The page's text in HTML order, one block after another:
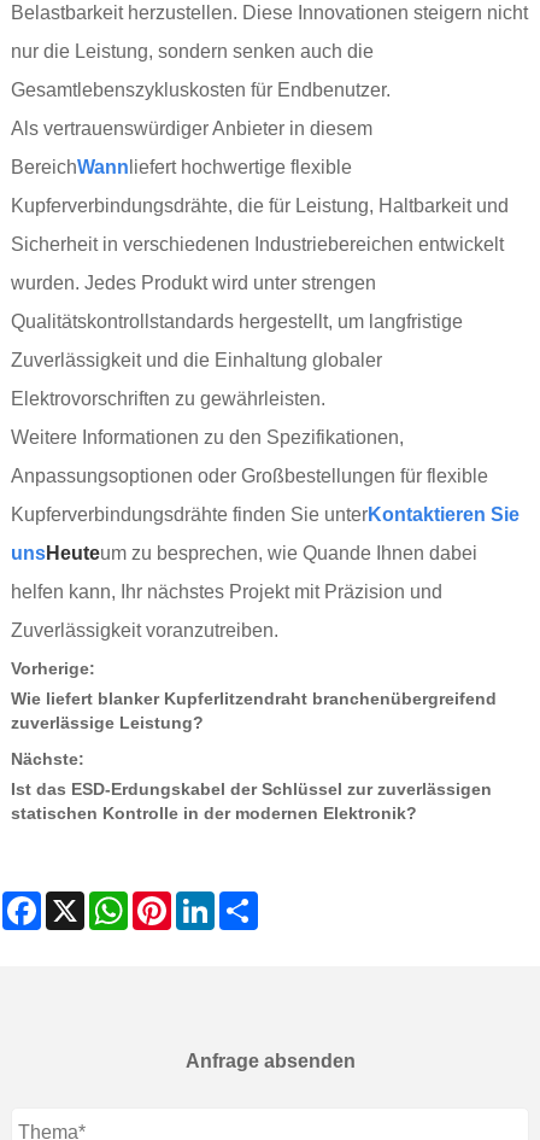
Belastbarkeit herzustellen. Diese Innovationen steigern nicht
nur die Leistung, sondern senken auch die
Gesamtlebenszykluskosten für Endbenutzer.
Als vertrauenswürdiger Anbieter in diesem
BereichWann liefert hochwertige flexible
Kupferverbindungsdrähte, die für Leistung, Haltbarkeit und
Sicherheit in verschiedenen Industriebereichen entwickelt
wurden. Jedes Produkt wird unter strengen
Qualitätskontrollstandards hergestellt, um langfristige
Zuverlässigkeit und die Einhaltung globaler
Elektrovorschriften zu gewährleisten.
Weitere Informationen zu den Spezifikationen,
Anpassungsoptionen oder Großbestellungen für flexible
Kupferverbindungsdrähte finden Sie unterKontaktieren Sie
unsHeuteum zu besprechen, wie Quande Ihnen dabei
helfen kann, Ihr nächstes Projekt mit Präzision und
Zuverlässigkeit voranzutreiben.
Vorherige:
Wie liefert blanker Kupferlitzendraht branchenübergreifend
zuverlässige Leistung?
Nächste:
Ist das ESD-Erdungskabel der Schlüssel zur zuverlässigen
statischen Kontrolle in der modernen Elektronik?
Facebook
X WhatsAppPinterestLinkedIn
Anfrage absenden